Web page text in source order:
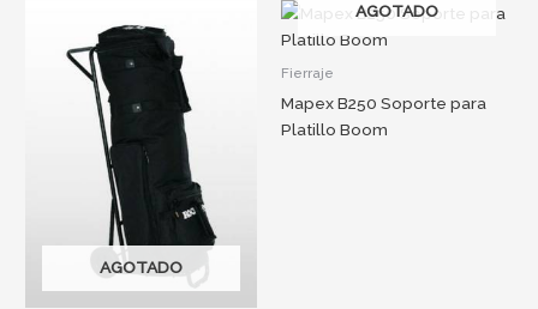
AGOTADO
AGOTADO
Fierraje
Mapex B250 Soporte para
Platillo Boom